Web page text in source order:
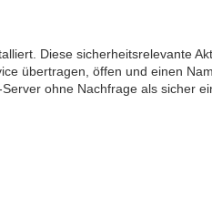
Diese sicherheitsrelevante
übertragen, öffen und einen
ohne Nachfrage als sicher